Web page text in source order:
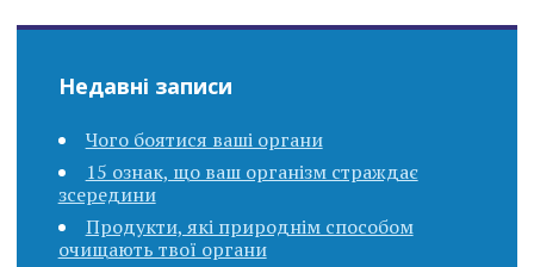
Недавні записи
Чого боятися ваші органи
15 ознак, що ваш організм страждає
зсередини
Продукти, які природнім способом
очищають твої органи